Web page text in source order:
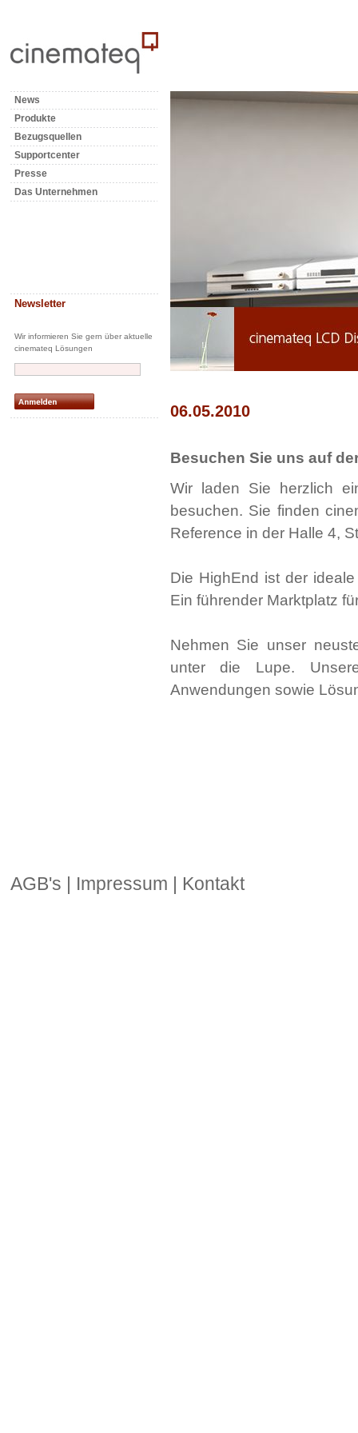
News
Produkte
Bezugsquellen
Supportcenter
Presse
Das Unternehmen
Newsletter
Wir informieren Sie gern über aktuelle
cinemateq Lösungen
06.05.2010
Besuchen Sie uns auf
Wir laden Sie herzlich
besuchen. Sie finden
Reference in der Halle 4,
Die HighEnd ist der
Ein führender Marktplatz
Nehmen Sie unser
unter die Lupe.
Anwendungen sowie
AGB's | Impressum | Kontakt